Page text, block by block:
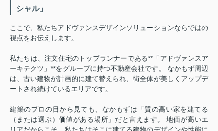
シャル」
ここで、私たちアドヴァンスデザインソリューションならではの
視点をお伝えします。
私たちは、注文住宅のトップランナーである**「アドヴァンスア
ーキテクツ」**をグループに持つ不動産会社です。 なかもず周辺
は、古い建物が計画的に建て替えられ、街全体が美しくアップデ
ートされ続けているエリアです。
建築のプロの目から見ても、なかもずは「質の高い家を建てる
（または選ぶ）価値がある場所」だと言えます。 地価が高いエ
リアだからこそ、私たちはそこに建てる建物のデザインや性能に